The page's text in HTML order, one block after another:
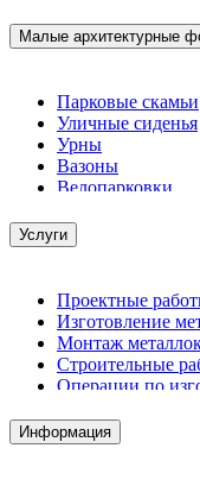
Малые архитектурные
Парковые скамьи
Уличные сиденья
Урны
Вазоны
Велопарковки
Услуги
Проектные
Изготовление
Монтаж
Строительные
Операции по
Комплектация
Изготовление
Информация